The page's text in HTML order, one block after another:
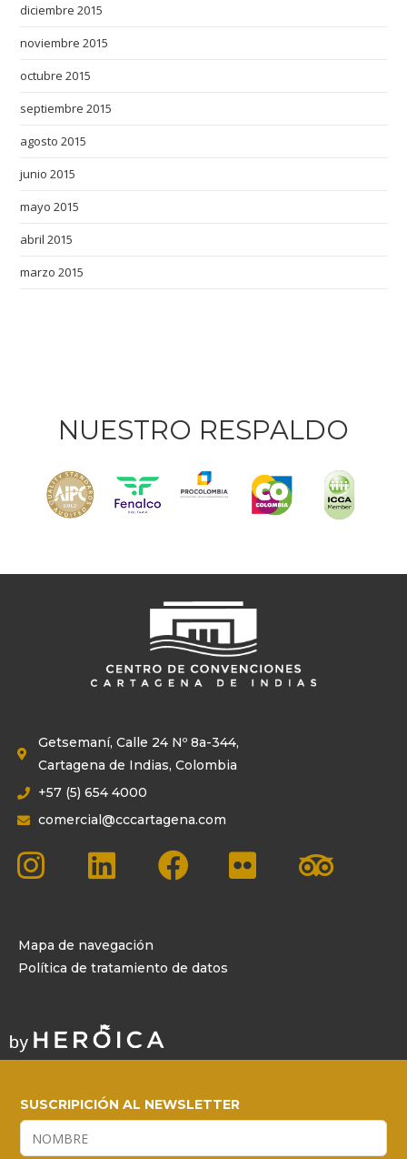
diciembre 2015
noviembre 2015
octubre 2015
septiembre 2015
agosto 2015
junio 2015
mayo 2015
abril 2015
marzo 2015
NUESTRO RESPALDO
Getsemaní, Calle 24 Nº 8a-344,
Cartagena de Indias, Colombia
+57 (5) 654 4000
comercial@cccartagena.com
Mapa de navegación
Política de tratamiento de datos
SUSCRIPICIÓN AL NEWSLETTER